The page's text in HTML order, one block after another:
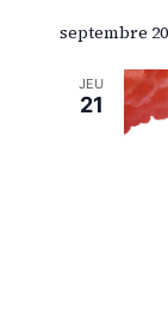
septembre
JEU
21